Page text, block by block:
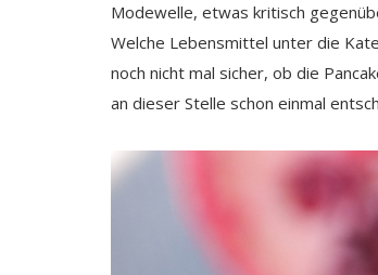
Modewelle, etwas kritisch
Welche Lebensmittel unter die
noch nicht mal sicher, ob die
an dieser Stelle schon einmal